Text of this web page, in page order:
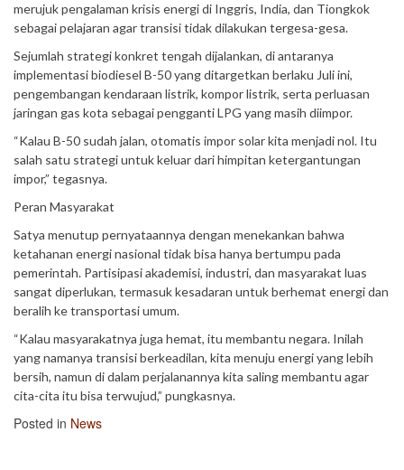
merujuk pengalaman krisis energi di Inggris, India, dan Tiongkok
sebagai pelajaran agar transisi tidak dilakukan tergesa-gesa.
Sejumlah strategi konkret tengah dijalankan, di antaranya
implementasi biodiesel B-50 yang ditargetkan berlaku Juli ini,
pengembangan kendaraan listrik, kompor listrik, serta perluasan
jaringan gas kota sebagai pengganti LPG yang masih diimpor.
“Kalau B-50 sudah jalan, otomatis impor solar kita menjadi nol. Itu
salah satu strategi untuk keluar dari himpitan ketergantungan
impor,” tegasnya.
Peran Masyarakat
Satya menutup pernyataannya dengan menekankan bahwa
ketahanan energi nasional tidak bisa hanya bertumpu pada
pemerintah. Partisipasi akademisi, industri, dan masyarakat luas
sangat diperlukan, termasuk kesadaran untuk berhemat energi dan
beralih ke transportasi umum.
“Kalau masyarakatnya juga hemat, itu membantu negara. Inilah
yang namanya transisi berkeadilan, kita menuju energi yang lebih
bersih, namun di dalam perjalanannya kita saling membantu agar
cita-cita itu bisa terwujud,” pungkasnya.
Posted in News